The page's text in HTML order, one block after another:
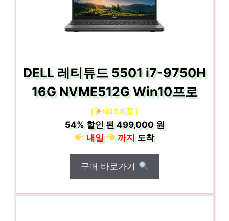
DELL 레티튜드 5501 i7-9750H
16G NVME512G Win10프로
[ NO.1 제품 ]
54%할인 된499,000 원
내일
까지도착
구매 바로가기